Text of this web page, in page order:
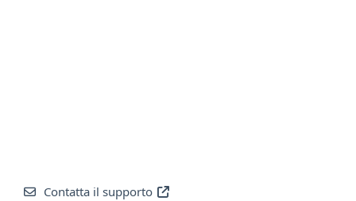
Contatta il supporto